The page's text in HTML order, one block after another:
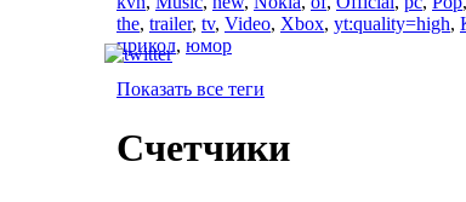
the, trailer, tv, Video, Xbox, yt:quality=high,
прикол, юмор
Показать все теги
Счетчики